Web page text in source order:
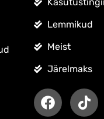
Lemmikud
Meist
Järelmaks